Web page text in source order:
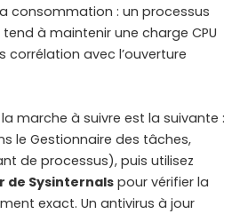
consommation : un processus
à maintenir une charge CPU
corrélation avec l’ouverture
marche à suivre est la suivante :
le Gestionnaire des tâches,
de processus), puis utilisez
de Sysinternals pour vérifier la
exact. Un antivirus à jour